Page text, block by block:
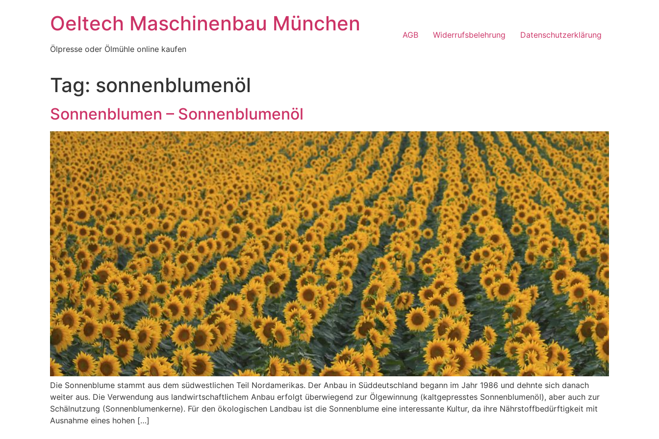
Oeltech Maschinenbau München
Ölpresse oder Ölmühle online kaufen
AGB Widerrufsbelehrung Datenschutzerklärung
Tag: sonnenblumenöl
Sonnenblumen – Sonnenblumenöl
Die Sonnenblume stammt aus dem südwestlichen Teil Nordamerikas. Der Anbau in Süddeutschland begann im Jahr 1986 und dehnte sich danach
weiter aus. Die Verwendung aus landwirtschaftlichem Anbau erfolgt überwiegend zur Ölgewinnung (kaltgepresstes Sonnenblumenöl), aber auch zur
Schälnutzung (Sonnenblumenkerne). Für den ökologischen Landbau ist die Sonnenblume eine interessante Kultur, da ihre Nährstoffbedürftigkeit mit
Ausnahme eines hohen […]